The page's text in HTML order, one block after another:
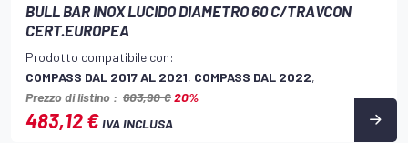
BULL BAR INOX LUCIDO DIAMETRO 60 C/TRAVCON
CERT.EUROPEA
Prodotto compatibile con:
COMPASS DAL 2017 AL 2021, COMPASS DAL 2022,
Prezzo di listino : 603,90 €20%
483,12 €IVA INCLUSA